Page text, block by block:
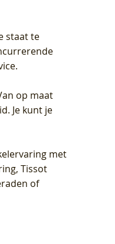
staat te
op maat
Je kunt je
met
Tissot
of